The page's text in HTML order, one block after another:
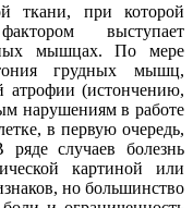
ткани, при которой
выступает
мышцах. По мере
грудных мышц,
атрофии (истончению,
нарушениям в работе
в первую очередь,
случаев болезнь
картиной или
но большинство